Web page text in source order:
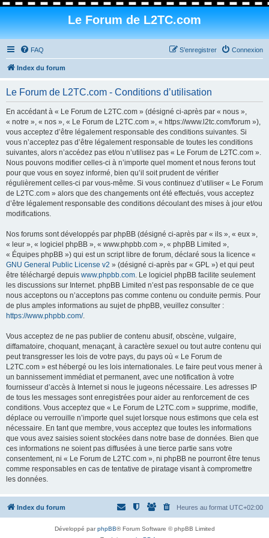
Le Forum de L2TC.com
FAQ Connexion
S’enregistrer
Index du forum
Le Forum de L2TC.com - Conditions d’utilisation
En accédant à « Le Forum de L2TC.com » (désigné ci-après par « nous »,
« notre », « nos », « Le Forum de L2TC.com », « https://www.l2tc.com/forum »),
vous acceptez d’être légalement responsable des conditions suivantes. Si
vous n’acceptez pas d’être légalement responsable de toutes les conditions
suivantes, alors n’accédez pas et/ou n’utilisez pas « Le Forum de L2TC.com ».
Nous pouvons modifier celles-ci à n’importe quel moment et nous ferons tout
pour que vous en soyez informé, bien qu’il soit prudent de vérifier
régulièrement celles-ci par vous-même. Si vous continuez d’utiliser « Le Forum
de L2TC.com » alors que des changements ont été effectués, vous acceptez
d’être légalement responsable des conditions découlant des mises à jour et/ou
modifications.
Nos forums sont développés par phpBB (désigné ci-après par « ils », « eux »,
« leur », « logiciel phpBB », « www.phpbb.com », « phpBB Limited »,
« Équipes phpBB ») qui est un script libre de forum, déclaré sous la licence «
GNU General Public License v2 » (désigné ci-après par « GPL ») et qui peut
être téléchargé depuis www.phpbb.com. Le logiciel phpBB facilite seulement
les discussions sur Internet. phpBB Limited n’est pas responsable de ce que
nous acceptons ou n’acceptons pas comme contenu ou conduite permis. Pour
de plus amples informations au sujet de phpBB, veuillez consulter :
https://www.phpbb.com/.
Vous acceptez de ne pas publier de contenu abusif, obscène, vulgaire,
diffamatoire, choquant, menaçant, à caractère sexuel ou tout autre contenu qui
peut transgresser les lois de votre pays, du pays où « Le Forum de
L2TC.com » est hébergé ou les lois internationales. Le faire peut vous mener à
un bannissement immédiat et permanent, avec une notification à votre
fournisseur d’accès à Internet si nous le jugeons nécessaire. Les adresses IP
de tous les messages sont enregistrées pour aider au renforcement de ces
conditions. Vous acceptez que « Le Forum de L2TC.com » supprime, modifie,
déplace ou verrouille n’importe quel sujet lorsque nous estimons que cela est
nécessaire. En tant que membre, vous acceptez que toutes les informations
que vous avez saisies soient stockées dans notre base de données. Bien que
ces informations ne soient pas diffusées à une tierce partie sans votre
consentement, ni « Le Forum de L2TC.com », ni phpBB ne pourront être tenus
comme responsables en cas de tentative de piratage visant à compromettre
les données.
Index du forum Heures au format UTC+02:00
Développé parphpBB® Forum Software © phpBB Limited